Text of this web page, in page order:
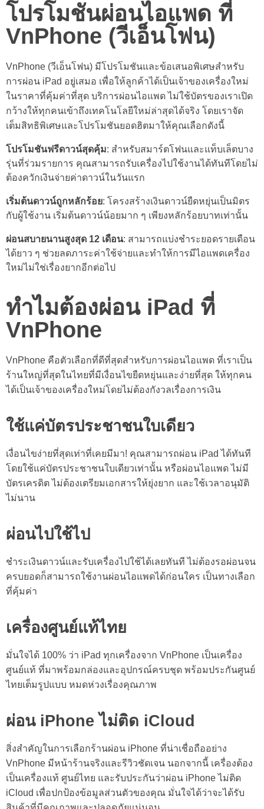
โปรโมชันผ่อนไอแพด ที่
VnPhone (วีเอ็นโฟน)
VnPhone (วีเอ็นโฟน) มีโปรโมชันและข้อเสนอพิเศษสำหรับ
การผ่อน iPad อยู่เสมอ เพื่อให้ลูกค้าได้เป็นเจ้าของเครื่องใหม่
ในราคาที่คุ้มค่าที่สุด บริการผ่อนไอแพด ไม่ใช้บัตรของเราเปิด
กว้างให้ทุกคนเข้าถึงเทคโนโลยีใหม่ล่าสุดได้จริง โดยเราจัด
เต็มสิทธิพิเศษและโปรโมชันยอดฮิตมาให้คุณเลือกดังนี้
โปรโมชันฟรีดาวน์สุดคุ้ม: สำหรับสมาร์ตโฟนและแท็บเล็ตบาง
รุ่นที่ร่วมรายการ คุณสามารถรับเครื่องไปใช้งานได้ทันทีโดยไม่
ต้องควักเงินจ่ายค่าดาวน์ในวันแรก
เริ่มต้นดาวน์ถูกหลักร้อย: โครงสร้างเงินดาวน์ยืดหยุ่นเป็นมิตร
กับผู้ใช้งาน เริ่มต้นดาวน์น้อยมาก ๆ เพียงหลักร้อยบาทเท่านั้น
ผ่อนสบายนานสูงสุด 12 เดือน: สามารถแบ่งชำระยอดรายเดือน
ได้ยาว ๆ ช่วยลดภาระค่าใช้จ่ายและทำให้การมีไอแพดเครื่อง
ใหม่ไม่ใช่เรื่องยากอีกต่อไป
ทำไมต้องผ่อน iPad ที่
VnPhone
VnPhone คือตัวเลือกที่ดีที่สุดสำหรับการผ่อนไอแพด ที่เราเป็น
ร้านใหญ่ที่สุดในไทยที่มีเงื่อนไขยืดหยุ่นและง่ายที่สุด ให้ทุกคน
ได้เป็นเจ้าของเครื่องใหม่โดยไม่ต้องกังวลเรื่องการเงิน
ใช้แค่บัตรประชาชนใบเดียว
เงื่อนไขง่ายที่สุดเท่าที่เคยมีมา! คุณสามารถผ่อน iPad ได้ทันที
โดยใช้แค่บัตรประชาชนใบเดียวเท่านั้น หรือผ่อนไอแพด ไม่มี
บัตรเครดิต ไม่ต้องเตรียมเอกสารให้ยุ่งยาก และใช้เวลาอนุมัติ
ไม่นาน
ผ่อนไปใช้ไป
ชำระเงินดาวน์และรับเครื่องไปใช้ได้เลยทันที ไม่ต้องรอผ่อนจน
ครบยอดก็สามารถใช้งานผ่อนไอแพดได้ก่อนใคร เป็นทางเลือก
ที่คุ้มค่า
เครื่องศูนย์แท้ไทย
มั่นใจได้ 100% ว่า iPad ทุกเครื่องจาก VnPhone เป็นเครื่อง
ศูนย์แท้ ที่มาพร้อมกล่องและอุปกรณ์ครบชุด พร้อมประกันศูนย์
ไทยเต็มรูปแบบ หมดห่วงเรื่องคุณภาพ
ผ่อน iPhone ไม่ติด iCloud
สิ่งสำคัญในการเลือกร้านผ่อน iPhone ที่น่าเชื่อถืออย่าง
VnPhone มีหน้าร้านจริงและรีวิวชัดเจน นอกจากนี้ เครื่องต้อง
เป็นเครื่องแท้ ศูนย์ไทย และรับประกันว่าผ่อน iPhone ไม่ติด
iCloud เพื่อปกป้องข้อมูลส่วนตัวของคุณ มั่นใจได้ว่าจะได้รับ